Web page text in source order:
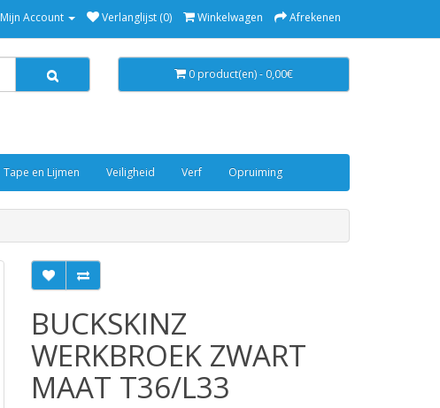
Mijn Account Verlanglijst (0) Winkelwagen Afrekenen
0 product(en) - 0,00€
Tape en Lijmen Veiligheid Verf Opruiming
BUCKSKINZ
WERKBROEK ZWART
MAAT T36/L33